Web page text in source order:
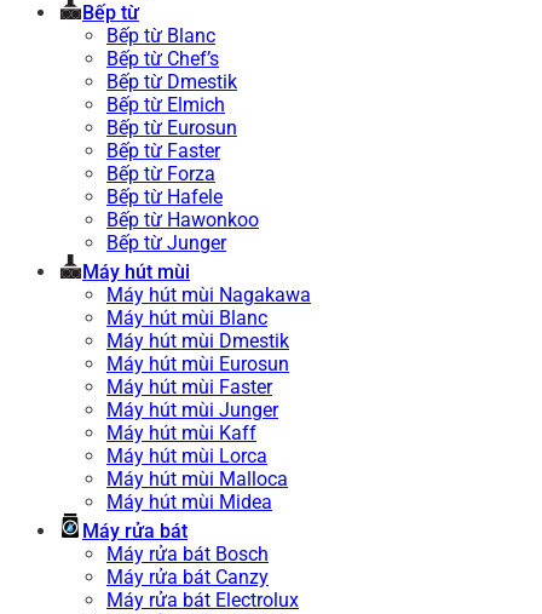
Bếp từ
Bếp từ Blanc
Bếp từ Chef’s
Bếp từ Dmestik
Bếp từ Elmich
Bếp từ Eurosun
Bếp từ Faster
Bếp từ Forza
Bếp từ Hafele
Bếp từ Hawonkoo
Bếp từ Junger
Máy hút mùi
Máy hút mùi Nagakawa
Máy hút mùi Blanc
Máy hút mùi Dmestik
Máy hút mùi Eurosun
Máy hút mùi Faster
Máy hút mùi Junger
Máy hút mùi Kaff
Máy hút mùi Lorca
Máy hút mùi Malloca
Máy hút mùi Midea
Máy rửa bát
Máy rửa bát Bosch
Máy rửa bát Canzy
Máy rửa bát Electrolux